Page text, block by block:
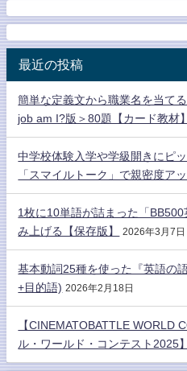
最近の投稿
簡単な定義文から職業名を当て
job am I?版＞80題【カード教材】
中学校体験入学や学級開きにピ
「スマイルトーク」で親密度ア
1枚に10単語が詰まった「
み上げる【保存版】
2026年3月7日
基本動詞25種を使った『英語の
+目的語) 2026年2月18日
【CINEMATOBATTLE WORLD
ル・ワールド・コンテスト2025